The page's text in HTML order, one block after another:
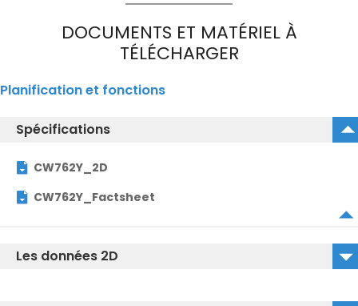
DOCUMENTS ET MATÉRIEL À
TÉLÉCHARGER
Planification et fonctions
Spécifications
CW762Y_2D
CW762Y_Factsheet
Les données 2D